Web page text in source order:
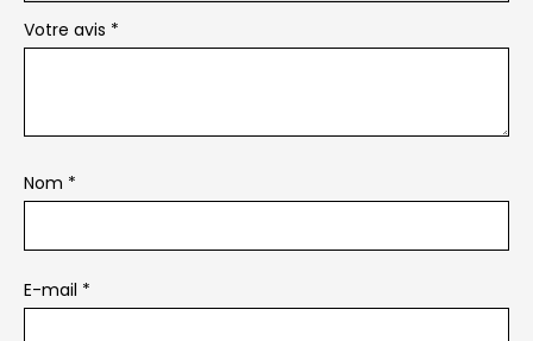
Votre avis *
Nom *
E-mail *